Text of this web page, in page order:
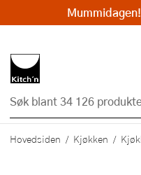
Hovedsiden Kjøkken